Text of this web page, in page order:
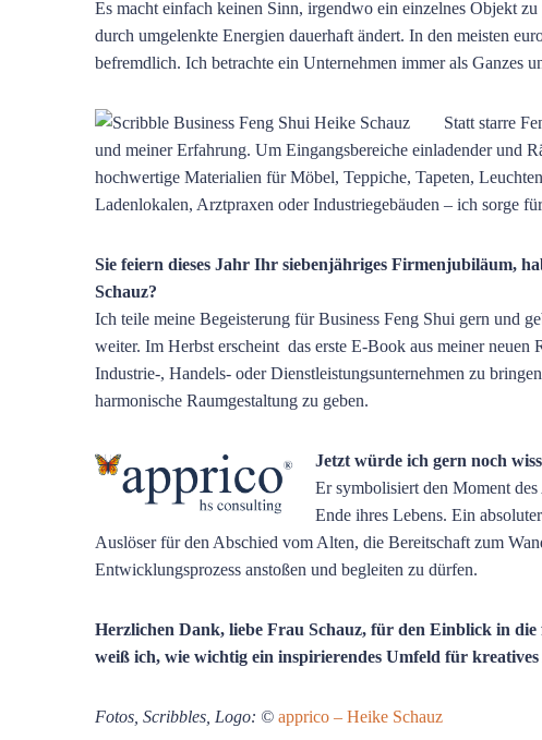
Es macht einfach keinen Sinn, irgendwo ein einzelnes Objekt
durch umgelenkte Energien dauerhaft ändert. In den meisten
befremdlich. Ich betrachte ein Unternehmen immer als Ganzes
Statt starre
und meiner Erfahrung. Um Eingangsbereiche einladender und
hochwertige Materialien für Möbel, Teppiche, Tapeten,
Ladenlokalen, Arztpraxen oder Industriegebäuden – ich sorge
Sie feiern dieses Jahr Ihr siebenjähriges Firmenjubiläum,
Schauz?
Ich teile meine Begeisterung für Business Feng Shui gern und
weiter. Im Herbst erscheint das erste E-Book aus meiner
Industrie-, Handels- oder Dienstleistungsunternehmen zu
harmonische Raumgestaltung zu geben.
Jetzt würde ich gern noch
Er symbolisiert den Moment
Ende ihres Lebens. Ein
Auslöser für den Abschied vom Alten, die Bereitschaft zum
Entwicklungsprozess anstoßen und begleiten zu dürfen.
Herzlichen Dank, liebe Frau Schauz, für den Einblick in
weiß ich, wie wichtig ein inspirierendes Umfeld für
Fotos, Scribbles, Logo: © apprico – Heike Schauz